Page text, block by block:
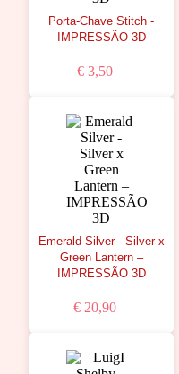
Porta-Chave Stitch -
IMPRESSÃO 3D
€ 3,50
Emerald Silver - Silver x
Green Lantern –
IMPRESSÃO 3D
€ 20,90